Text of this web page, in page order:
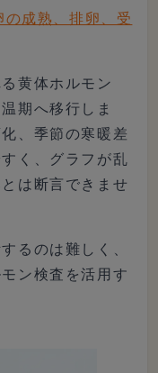
成熟、排卵、受
黄体ホルモン
期へ移行しま
、季節の寒暖差
く、グラフが乱
は断言できませ
るのは難しく、
ン検査を活用す